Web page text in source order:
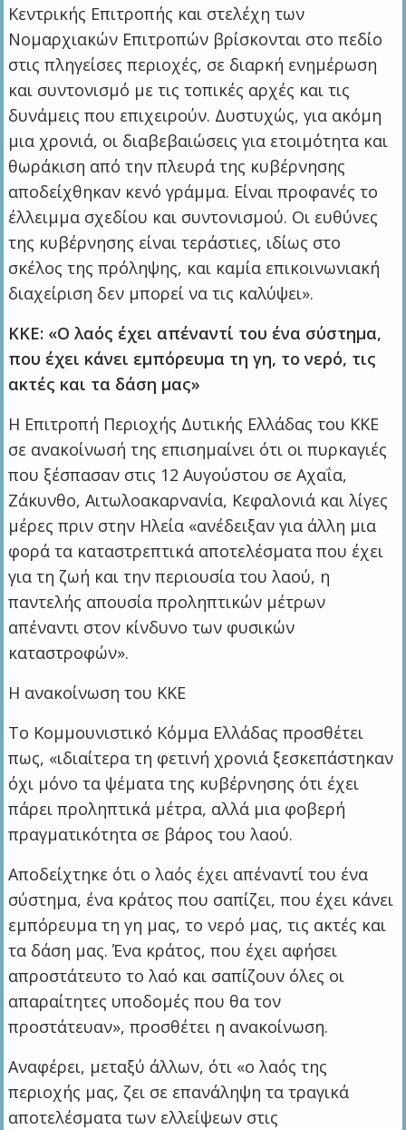
Κεντρικής Επιτροπής και στελέχη των
Νομαρχιακών Επιτροπών βρίσκονται στο πεδίο
στις πληγείσες περιοχές, σε διαρκή ενημέρωση
και συντονισμό με τις τοπικές αρχές και τις
δυνάμεις που επιχειρούν. Δυστυχώς, για ακόμη
μια χρονιά, οι διαβεβαιώσεις για ετοιμότητα και
θωράκιση από την πλευρά της κυβέρνησης
αποδείχθηκαν κενό γράμμα. Είναι προφανές το
έλλειμμα σχεδίου και συντονισμού. Οι ευθύνες
της κυβέρνησης είναι τεράστιες, ιδίως στο
σκέλος της πρόληψης, και καμία επικοινωνιακή
διαχείριση δεν μπορεί να τις καλύψει».
ΚΚΕ: «Ο λαός έχει απέναντί του ένα σύστημα,
που έχει κάνει εμπόρευμα τη γη, το νερό, τις
ακτές και τα δάση μας»
Η Επιτροπή Περιοχής Δυτικής Ελλάδας του ΚΚΕ
σε ανακοίνωσή της επισημαίνει ότι οι πυρκαγιές
που ξέσπασαν στις 12 Αυγούστου σε Αχαΐα,
Ζάκυνθο, Αιτωλοακαρνανία, Κεφαλονιά και λίγες
μέρες πριν στην Ηλεία «ανέδειξαν για άλλη μια
φορά τα καταστρεπτικά αποτελέσματα που έχει
για τη ζωή και την περιουσία του λαού, η
παντελής απουσία προληπτικών μέτρων
απέναντι στον κίνδυνο των φυσικών
καταστροφών».
Η ανακοίνωση του ΚΚΕ
Το Κομμουνιστικό Κόμμα Ελλάδας προσθέτει
πως, «ιδιαίτερα τη φετινή χρονιά ξεσκεπάστηκαν
όχι μόνο τα ψέματα της κυβέρνησης ότι έχει
πάρει προληπτικά μέτρα, αλλά μια φοβερή
πραγματικότητα σε βάρος του λαού.
Αποδείχτηκε ότι ο λαός έχει απέναντί του ένα
σύστημα, ένα κράτος που σαπίζει, που έχει κάνει
εμπόρευμα τη γη μας, το νερό μας, τις ακτές και
τα δάση μας. Ένα κράτος, που έχει αφήσει
απροστάτευτο το λαό και σαπίζουν όλες οι
απαραίτητες υποδομές που θα τον
προστάτευαν», προσθέτει η ανακοίνωση.
Αναφέρει, μεταξύ άλλων, ότι «ο λαός της
περιοχής μας, ζει σε επανάληψη τα τραγικά
αποτελέσματα των ελλείψεων στις